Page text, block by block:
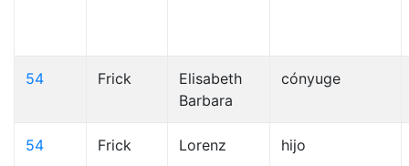
54 Frick
Elisabeth
Barbara
cónyuge
54 Frick Lorenz hijo